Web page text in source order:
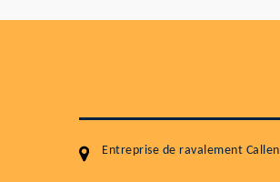
Entreprise de ravalement Callen